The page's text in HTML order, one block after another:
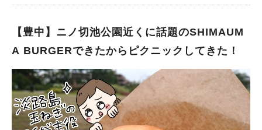
【豊中】ニノ切池公園近くに話題のSHIMAUM
A BURGERできたからピクニックしてきた！